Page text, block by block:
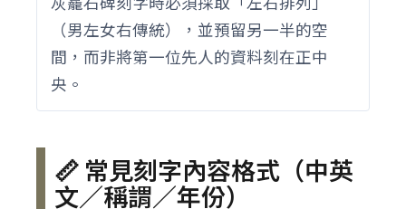
（男左女右傳統），並預留另一半的空
間，而非將第一位先人的資料刻在正中
央。
📏 常見刻字內容格式（中英
文／稱謂／年份）